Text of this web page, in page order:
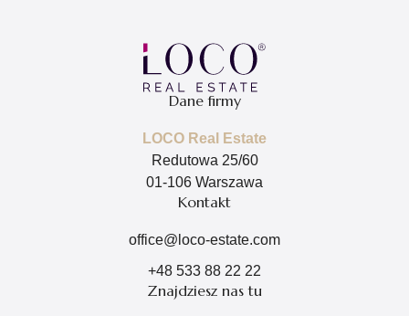
Dane firmy
LOCO Real Estate
Redutowa 25/60
01-106 Warszawa
Kontakt
office@loco-estate.com
+48 533 88 22 22
Znajdziesz nas tu